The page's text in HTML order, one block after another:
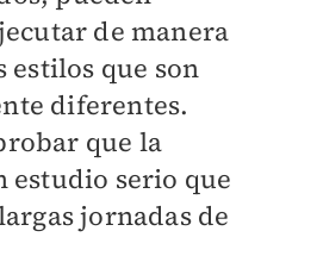
de manera
estilos que son
diferentes.
que la
estudio serio que
jornadas de